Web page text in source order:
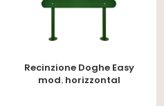
Recinzione Doghe Easy
mod. horizzontal